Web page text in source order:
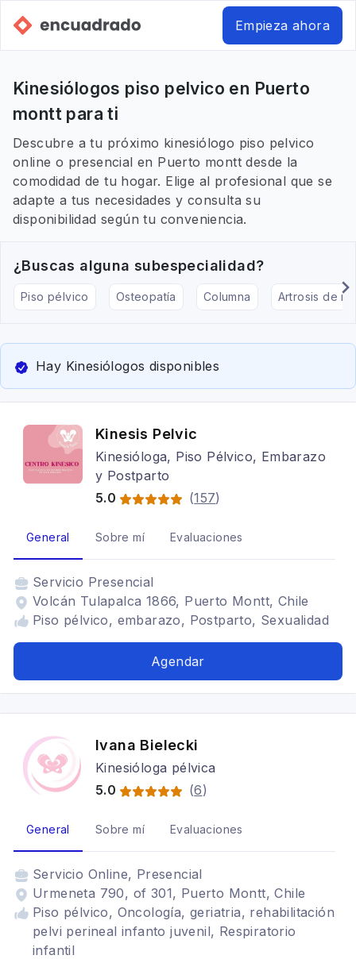
Empieza ahora
Kinesiólogos piso pelvico en Puerto
montt para ti
Descubre a tu próximo kinesiólogo piso pelvico
online o presencial en Puerto montt desde la
comodidad de tu hogar. Elige al profesional que se
adapte a tus necesidades y consulta su
disponibilidad según tu conveniencia.
¿Buscas alguna subespecialidad?
Piso pélvico Osteopatía Columna Artrosis de
Hay Kinesiólogos disponibles
Kinesis Pelvic
Kinesióloga, Piso Pélvico, Embarazo
y Postparto
5.0
(157)
General Sobre mí Evaluaciones
Servicio Presencial
Volcán Tulapalca 1866, Puerto Montt, Chile
Piso pélvico, embarazo, Postparto, Sexualidad
Agendar
Ivana Bielecki
Kinesióloga pélvica
5.0
(6)
General Sobre mí Evaluaciones
Servicio Online, Presencial
Urmeneta 790, of 301, Puerto Montt, Chile
Piso pélvico, Oncología, geriatria, rehabilitación
pelvi perineal infanto juvenil, Respiratorio
infantil